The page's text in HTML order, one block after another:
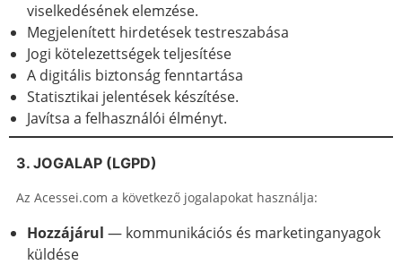
viselkedésének elemzése.
Megjelenített hirdetések testreszabása
Jogi kötelezettségek teljesítése
A digitális biztonság fenntartása
Statisztikai jelentések készítése.
Javítsa a felhasználói élményt.
3. JOGALAP (LGPD)
Az Acessei.com a következő jogalapokat használja:
Hozzájárul — kommunikációs és marketinganyagok
küldése